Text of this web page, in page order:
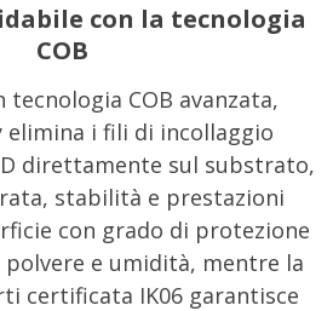
con la tecnologia
COB
COB avanzata,
elimina i fili di incollaggio
direttamente sul substrato,
stabilità e prestazioni
con grado di protezione
polvere e umidità, mentre la
certificata IK06 garantisce